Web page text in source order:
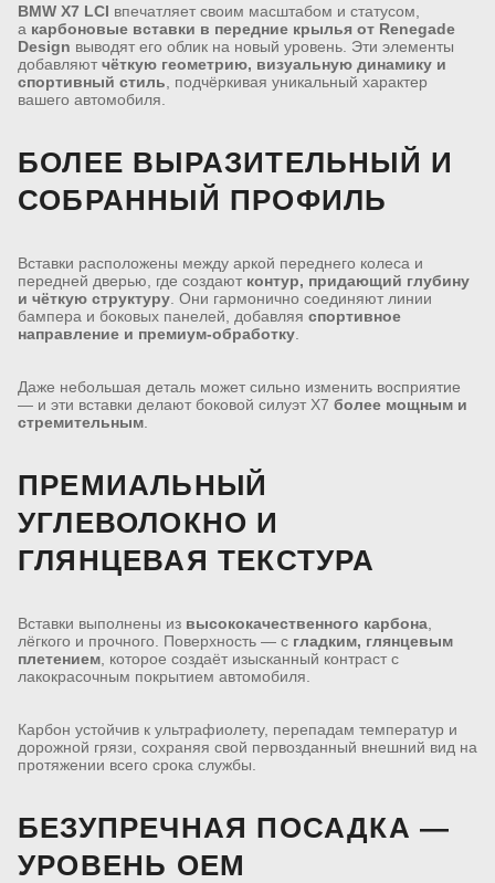
BMW X7 LCI впечатляет своим масштабом и статусом,
а карбоновые вставки в передние крылья от Renegade
Design выводят его облик на новый уровень. Эти элементы
добавляют чёткую геометрию, визуальную динамику и
спортивный стиль , подчёркивая уникальный характер
вашего автомобиля.
БОЛЕЕ ВЫРАЗИТЕЛЬНЫЙ И
СОБРАННЫЙ ПРОФИЛЬ
Вставки расположены между аркой переднего колеса и
передней дверью, где создают контур, придающий глубину
и чёткую структуру . Они гармонично соединяют линии
бампера и боковых панелей, добавляя спортивное
направление и премиум-обработку
Даже небольшая деталь может сильно изменить восприятие
— и эти вставки делают боковой силуэт X7 более мощным и
стремительным
ПРЕМИАЛЬНЫЙ
УГЛЕВОЛОКНО И
ГЛЯНЦЕВАЯ ТЕКСТУРА
Вставки выполнены из высококачественного карбона
лёгкого и прочного. Поверхность — с гладким, глянцевым
плетением , которое создаёт изысканный контраст с
лакокрасочным покрытием автомобиля.
Карбон устойчив к ультрафиолету, перепадам температур и
дорожной грязи, сохраняя свой первозданный внешний вид на
протяжении всего срока службы.
БЕЗУПРЕЧНАЯ ПОСАДКА —
УРОВЕНЬ OEM